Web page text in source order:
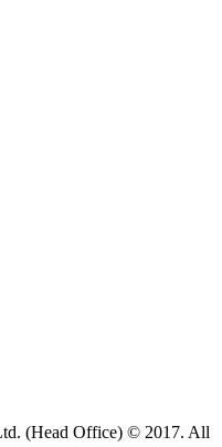
(Head Office) © 2017. All